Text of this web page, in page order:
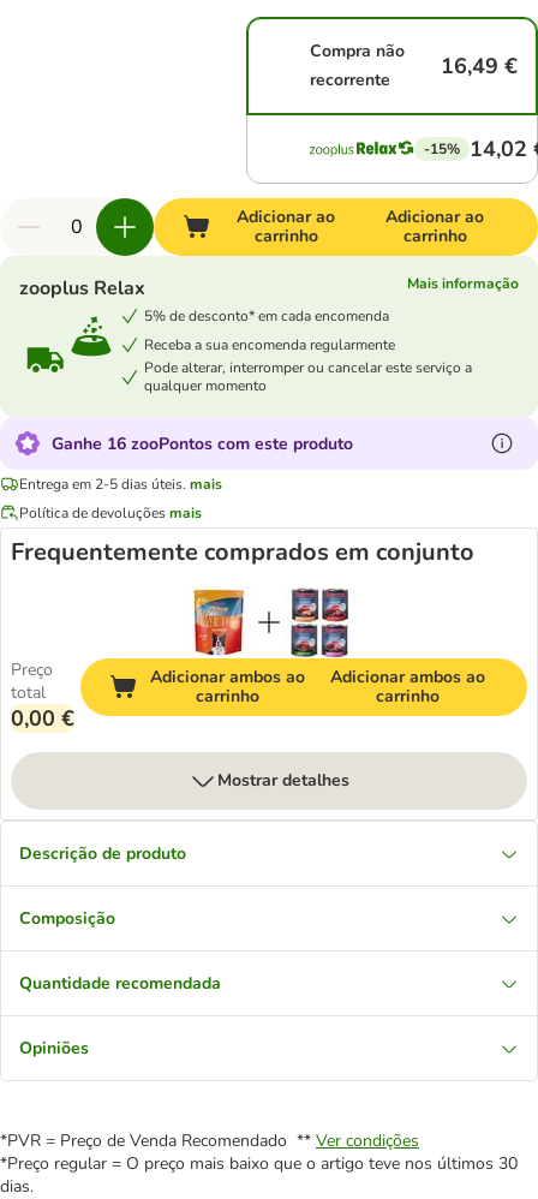
Compra não
recorrente
16,49 €
-15% 14,02
Adicionar ao
carrinho
Adicionar ao
carrinho
zooplus Relax
Mais informação
5% de desconto* em cada encomenda
Receba a sua encomenda regularmente
Pode alterar, interromper ou cancelar este serviço a
qualquer momento
Ganhe 16 zooPontos com este produto
Entrega em 2-5 dias úteis. mais
Política de devoluçõesmais
Frequentemente comprados em conjunto
Preço
total
0,00 €
Adicionar ambos ao
carrinho
Adicionar ambos ao
carrinho
Mostrar detalhes
Descrição de produto
Composição
Quantidade recomendada
Opiniões
*PVR = Preço de Venda Recomendado ** Ver condições
*Preço regular = O preço mais baixo que o artigo teve nos últimos 30
dias.